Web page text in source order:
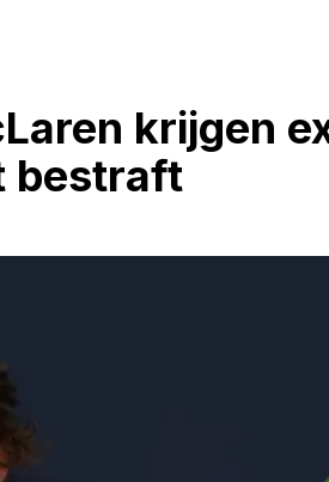
krijgen
bestraft